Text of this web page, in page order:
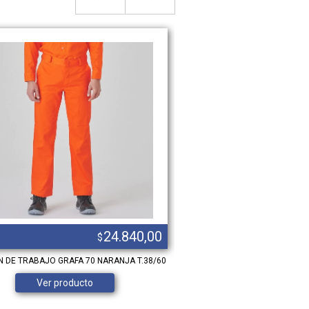
$24.840,00
DE TRABAJO GRAFA 70 NARANJA T.38/60
Ver producto